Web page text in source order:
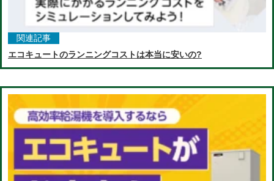
関連記事
エコキュートのランニングコストは本当に安いの?